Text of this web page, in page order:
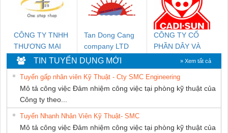
CÔNG TY TNHH
THƯƠNG MẠI
THIÊN ÂN VIỆT
NAM
Tan Dong Cang
company LTD
CÔNG TY CỔ
PHẦN DÂY VÀ
CÁP ĐIỆN
THƯỢNG ĐÌNH
TIN TUYỂN DỤNG MỚI » Xem tất cả
Tuyển gấp nhân viên Kỹ Thuật - Cty SMC Engineering
Mô tả công việc Đảm nhiệm công việc tại phòng kỹ thuật của
Công ty theo...
Tuyển Nhanh Nhân Viên Kỹ Thuật- SMC
Mô tả công việc Đảm nhiệm công việc tại phòng kỹ thuật của